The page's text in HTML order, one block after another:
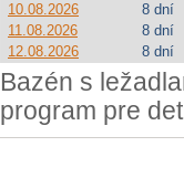
10.08.2026
8 dní
11.08.2026
8 dní
12.08.2026
8 dní
Bazén s
program pre